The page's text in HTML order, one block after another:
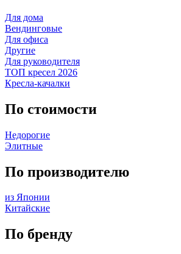
Для дома
Вендинговые
Для офиса
Другие
Для руководителя
ТОП кресел 2026
Кресла-качалки
По стоимости
Недорогие
Элитные
По производителю
из Японии
Китайские
По бренду